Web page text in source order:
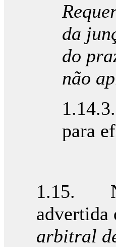
da
do
não
para
1.15. No
advertida
arbitral